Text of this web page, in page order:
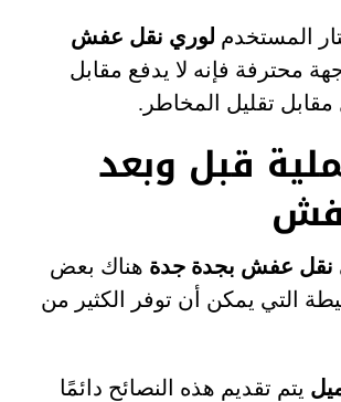
المستخدم لوري نقل عفش
محترفة فإنه لا يدفع مقابل
مقابل تقليل المخاطر.
قبل وبعد
نقل عفش بجدة جدة هناك بعض
التي يمكن أن توفر الكثير من
يتم تقديم هذه النصائح دائمًا